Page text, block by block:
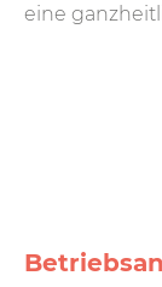
eine